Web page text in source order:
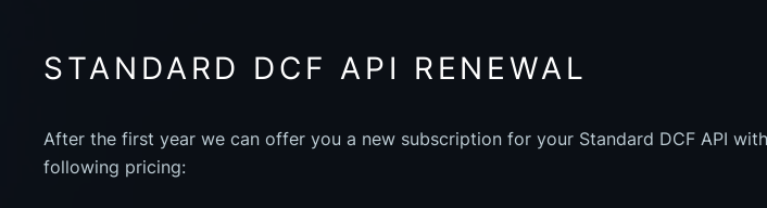
STANDARD DCF API RENEWAL
After the first year we can offer you a new subscription for your Standard DCF API
following pricing: